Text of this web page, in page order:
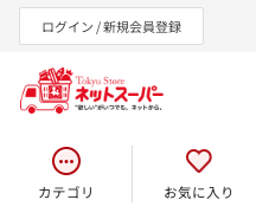
ログイン / 新規会員登録
東急オン
カテゴリ お気に入り